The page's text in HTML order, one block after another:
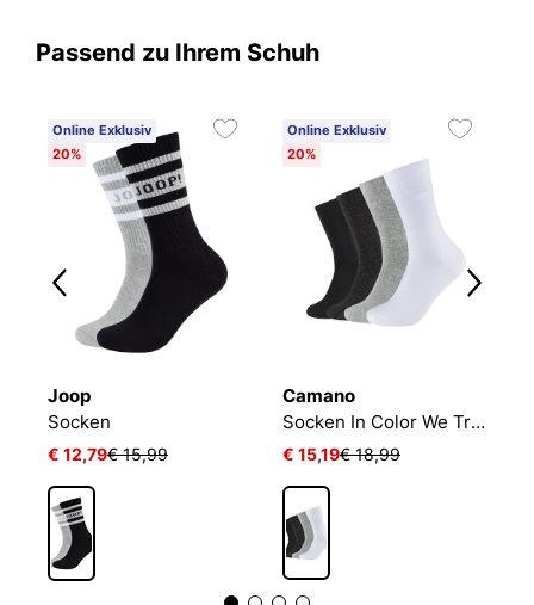
Passend zu Ihrem Schuh
Online Exklusiv
20%
Joop
Socken
€ 12,79€ 15,99
Online Exklusiv
20%
Camano
Socken In Color We Trust
€ 15,19€ 18,99